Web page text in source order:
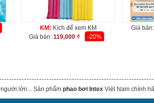
KM: Kích để xem KM
Giá bán: 119,000 ₫ -20%
Giá bán:
lớn... Sản phẩm phao bơi Intex Việt Nam chính